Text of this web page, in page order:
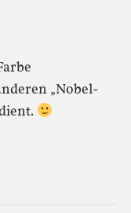
„Nobel-